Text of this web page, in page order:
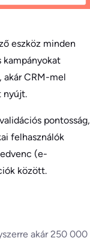
eszköz minden
kampányokat
akár CRM-mel
nyújt.
pontosság,
felhasználók
(e-
között.
akár 250 000